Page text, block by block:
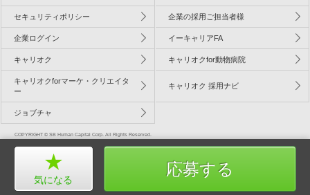
応募する
気になる
セキュリティポリシー 企業の採用ご担当者様
企業ログイン イーキャリアFA
キャリオク キャリオクfor動物病院
キャリオクforマーケ・クリエイタ
ー
キャリオク 採用ナビ
ジョブチャ
COPYRIGHT © SB Human Capital Corp. All Rights Reserved.